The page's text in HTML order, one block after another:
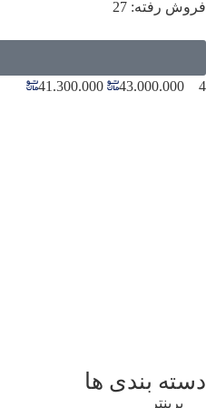
فروش رفته: 27
4
43.000.000
41.300.000
دسته بندی ها
پرینتر